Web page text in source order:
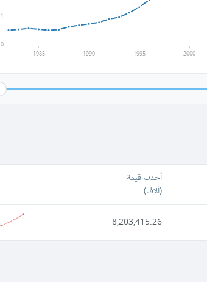
1985 1990 1995 2000
0
1
أحدث قيمة
(آلاف)
8,203,415.26